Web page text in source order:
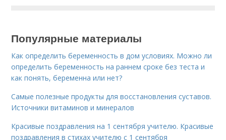
Популярные материалы
Как определить беременность в дом условиях. Можно ли
определить беременность на раннем сроке без теста и
как понять, беременна или нет?
Самые полезные продукты для восстановления суставов.
Источники витаминов и минералов
Красивые поздравления на 1 сентября учителю. Красивые
поздравления в стихах учителю с 1 сентября